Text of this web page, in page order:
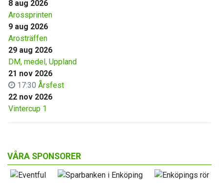
8 aug 2026
Arossprinten
9 aug 2026
Arosträffen
29 aug 2026
DM, medel, Uppland
21 nov 2026
17:30 Årsfest
22 nov 2026
Vintercup 1
VÅRA SPONSORER